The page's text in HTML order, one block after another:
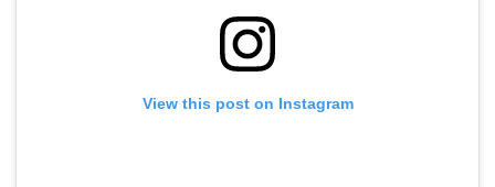
View this post on Instagram